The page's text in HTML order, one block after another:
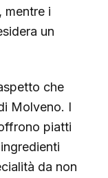
mentre i
un
che
Molveno. I
piatti
da non